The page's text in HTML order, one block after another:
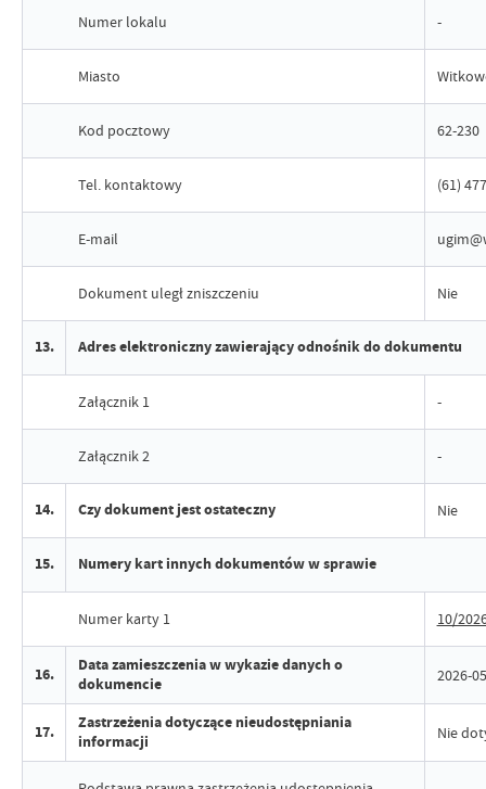
Numer lokalu -
Miasto
Kod pocztowy 62-230
Tel. kontaktowy (61)
E-mail
Dokument uległ zniszczeniu Nie
13. Adres elektroniczny zawierający odnośnik do dokumentu
Załącznik 1 -
Załącznik 2 -
14. Czy dokument jest ostateczny Nie
15. Numery kart innych dokumentów w sprawie
Numer karty 1 10/
16.
Data zamieszczenia w wykazie danych o
dokumencie
2026-
17.
Zastrzeżenia dotyczące nieudostępniania
informacji
Nie